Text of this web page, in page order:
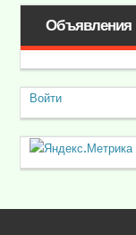
Объявления
Войти